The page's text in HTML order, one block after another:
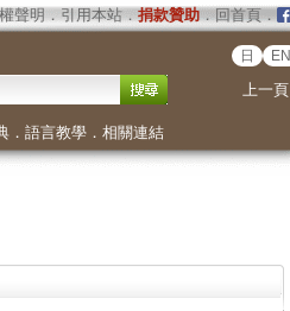
聲明 ． 引用本站． 捐款贊助．回首頁．
日 EN
上一頁
． 語言教學． 相關連結